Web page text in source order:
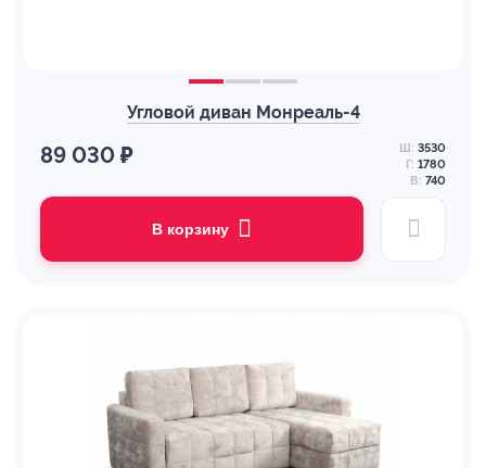
Угловой диван Монреаль-4
89 030 ₽ Ш: 3530
Г: 1780
В: 740
В корзину